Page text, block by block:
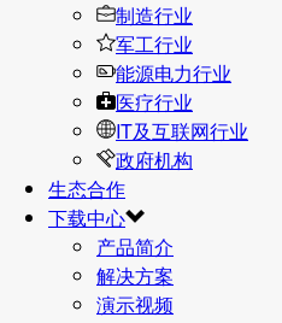
制造行业
军工行业
能源电力行业
医疗行业
IT及互联网行业
政府机构
生态合作
下载中心
产品简介
解决方案
演示视频